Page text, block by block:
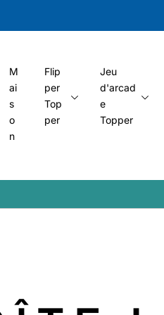
M
ai
s
o
n
Flip
per
Top
per
Jeu
d'arcad
e
Topper